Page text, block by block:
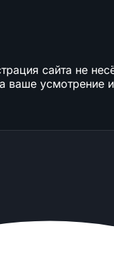
сайта не
ваше усмотрение